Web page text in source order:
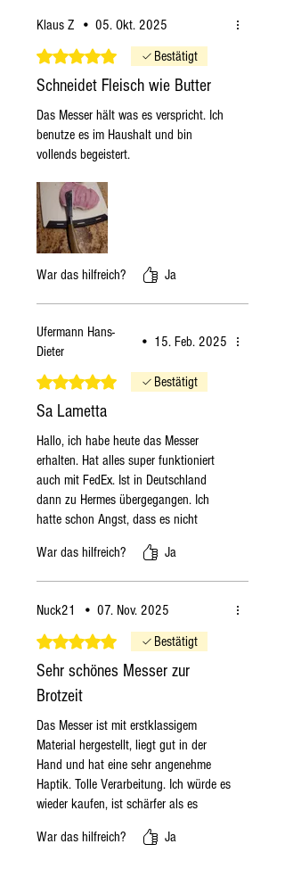
Wenn ich das
bestelleSamstag, die
Bestellung wird am
darauffolgenden Dienstag
versendet.
Wenn ichSonntag , die
Bestellung wird am
darauffolgenden Dienstag
versendet.
Wenn ich das
bestelleMontag
Bestellung am Dienstag
ansonsten am
darauffolgenden Montag.
Wenn ich das
bestelleDienstag
Dienstag versendet, sofern
die Produkte verfügbar sind,
ansonsten am
darauffolgenden Montag.
Diese Angaben sind
allgemeingültig. Wenn das
Produkt im Winter verfügbar
oder haltbar ist, wird die
Bestellung so schnell wie
möglich versandt.
Klaus Z • 05. Okt. 2025
Mit 5 von 5 Sternen bewertet.
Bestätigt
Schneidet Fleisch wie Butter
Das Messer hält was es verspricht. Ich
benutze es im Haushalt und bin
vollends begeistert.
War das hilfreich? Ja
Ufermann Hans-
Dieter
• 15. Feb. 2025
Mit 5 von 5 Sternen bewertet.
Bestätigt
Sa Lametta
Hallo, ich habe heute das Messer
erhalten. Hat alles super funktioniert
auch mit FedEx. Ist in Deutschland
dann zu Hermes übergegangen. Ich
hatte schon Angst, dass es nicht
sehr gut aus. Es ist einfach gearbeitet
aber stilvoll. Die Klinge ist sehr, sehr
eine solche Schärfe bisher noch nicht
bekommen. Ganz klasse. In den
nächsten Tagen wird sich entscheiden,
wie es beim Speisen ist.
War das hilfreich? Ja
Nuck21 • 07. Nov. 2025
Mit 5 von 5 Sternen bewertet.
Bestätigt
Sehr schönes Messer zur
Brotzeit
Das Messer ist mit erstklassigem
Material hergestellt, liegt gut in der
Hand und hat eine sehr angenehme
Haptik. Tolle Verarbeitung. Ich würde es
wieder kaufen, ist schärfer als es
Kaufempfehlung. Grazie mille.
War das hilfreich? Ja